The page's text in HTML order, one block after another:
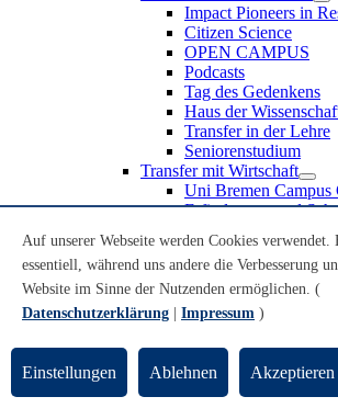
Impact Pioneers in
Citizen Science
OPEN CAMPUS
Podcasts
Tag des Gedenkens
Haus der
Transfer in der Lehre
Seniorenstudium
Transfer mit Wirtschaft
Uni Bremen Campus
Erfindungen und
Recruiting an der
Weiterbildung an der
Transfer mit Schule
Schülerinnen und
Schulklassen
Lehrkräfte
Gründungsunterstützung
Auf unserer Webseite werden Cookies verwendet.
essentiell, während uns andere die Verbesserung
Website im Sinne der Nutzenden ermöglichen. (
Datenschutzerklärung
Impressum )
Einstellungen Ablehnen Akzeptieren